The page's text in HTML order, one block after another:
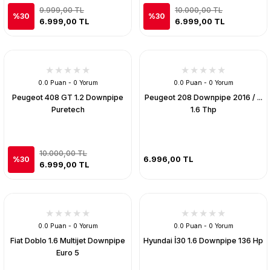
%30
9.999,00 TL
6.999,00 TL
%30
10.000,00 TL
6.999,00 TL
0.0 Puan - 0 Yorum
Peugeot 408 GT 1.2 Downpipe
Puretech
%30
10.000,00 TL
6.999,00 TL
0.0 Puan - 0 Yorum
Peugeot 208 Downpipe 2016 / ...
1.6 Thp
6.996,00 TL
0.0 Puan - 0 Yorum
Fiat Doblo 1.6 Multijet Downpipe
Euro 5
0.0 Puan - 0 Yorum
Hyundai İ30 1.6 Downpipe 136 Hp